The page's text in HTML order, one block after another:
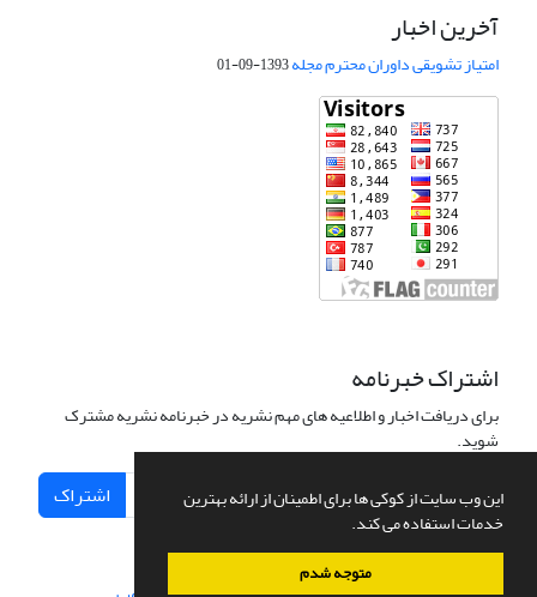
این وب سایت از کوکی ها برای اطمینان از ارائه بهترین
خدمات استفاده می کند.
متوجه شدم
آخرین اخبار
امتیاز تشویقی داوران محترم مجله1393-09-01
اشتراک خبرنامه
برای دریافت اخبار و اطلاعیه های مهم نشریه در خبرنامه نشریه مشترک
شوید.
اشتراک